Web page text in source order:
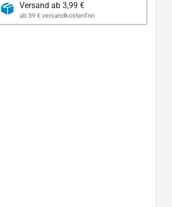
Versand ab 3,99 €
ab 39 € versandkostenfrei